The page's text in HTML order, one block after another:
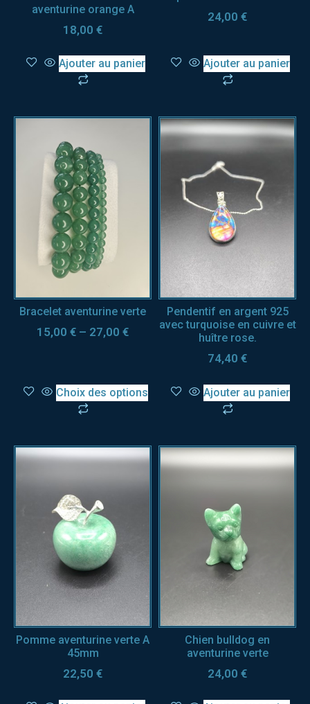
aventurine orange A
18,00 €
Ajouter au panier
24,00 €
Ajouter au panier
Bracelet aventurine verte
15,00 € – 27,00 €
Choix des options
Pendentif en argent 925
avec turquoise en cuivre et
huître rose.
74,40 €
Ajouter au panier
Pomme aventurine verte A
45mm
22,50 €
Chien bulldog en
aventurine verte
24,00 €